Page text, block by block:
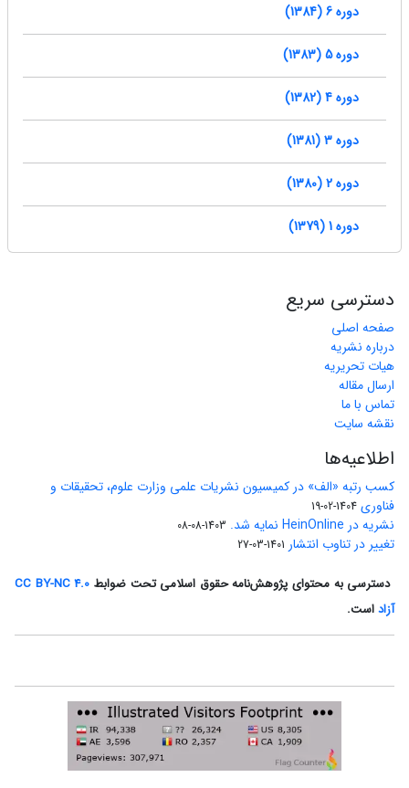
دوره 6 (1384)
دوره 5 (1383)
دوره 4 (1382)
دوره 3 (1381)
دوره 2 (1380)
دوره 1 (1379)
دسترسی سریع
صفحه اصلی
درباره نشریه
هیات تحریریه
ارسال مقاله
تماس با ما
نقشه سایت
اطلاعیه‌ها
کسب رتبه «الف» در کمیسیون نشریات علمی وزارت علوم، تحقیقات و
فناوری 1404-02-19
نشریه در HeinOnline نمایه شد. 1403-08-08
تغییر در تناوب انتشار 1401-03-27
دسترسی به محتوای پژوهش‌نامه حقوق اسلامی تحت ضوابط CC BY-NC 4.0
آزاداست.